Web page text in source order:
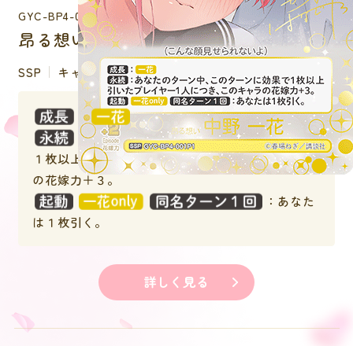
GYC-BP4-001P1
昂る想い 中野 一花
SSP キャラクター
：
：あなたのターン中、このターンに効果で
１枚以上引いたプレイヤー１人につき、このキャラ
の花嫁力＋３。
：あなた
は１枚引く。
詳しく見る